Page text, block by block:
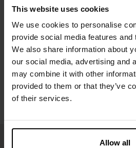
This website uses cookies
We use cookies to personalise
provide social media features and
We also share information about
our social media, advertising and
may combine it with other
provided to them or that they’ve
of their services.
Allow all
Specificatie
Maatgids
Wasvoorschriften